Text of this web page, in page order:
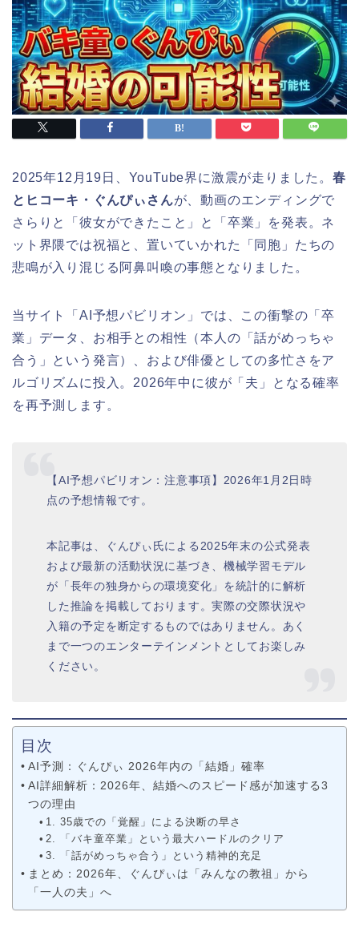
2025年12月19日、YouTube界に激震が走りました。 春
とヒコーキ・ぐんぴぃさんが、動画のエンディングで
さらりと「彼女ができたこと」と「卒業」を発表。ネ
ット界隈では祝福と、置いていかれた「同胞」たちの
悲鳴が入り混じる阿鼻叫喚の事態となりました。
当サイト「AI予想パビリオン」では、この衝撃の「卒
業」データ、お相手との相性（本人の「話がめっちゃ
合う」という発言）、および俳優としての多忙さをア
ルゴリズムに投入。2026年中に彼が「夫」となる確率
を再予測します。
【AI予想パビリオン：注意事項】2026年1月2日時
点の予想情報です。
本記事は、ぐんぴぃ氏による2025年末の公式発表
および最新の活動状況に基づき、機械学習モデル
が「長年の独身からの環境変化」を統計的に解析
した推論を掲載しております。実際の交際状況や
入籍の予定を断定するものではありません。あく
まで一つのエンターテインメントとしてお楽しみ
ください。
目次
AI予測：ぐんぴぃ 2026年内の「結婚」確率
AI詳細解析：2026年、結婚へのスピード感が加速する3
つの理由
1. 35歳での「覚醒」による決断の早さ
2. 「バキ童卒業」という最大ハードルのクリア
3. 「話がめっちゃ合う」という精神的充足
まとめ：2026年、ぐんぴぃは「みんなの教祖」から
「一人の夫」へ